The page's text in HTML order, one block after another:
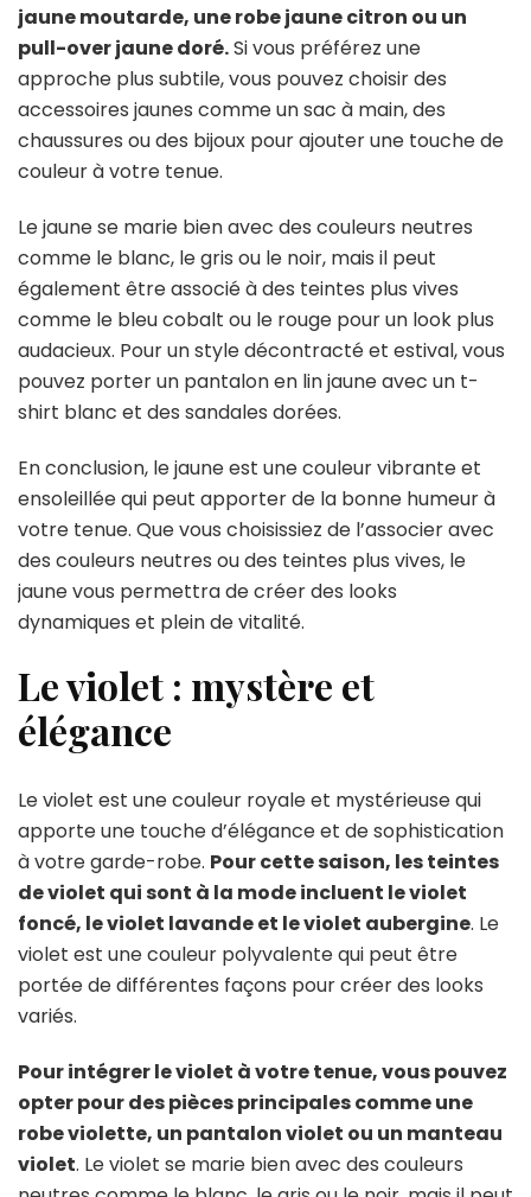
jaune moutarde, une robe jaune citron ou un
pull-over jaune doré.Si vous préférez une
approche plus subtile, vous pouvez choisir des
accessoires jaunes comme un sac à main, des
chaussures ou des bijoux pour ajouter une touche de
couleur à votre tenue.
Le jaune se marie bien avec des couleurs neutres
comme le blanc, le gris ou le noir, mais il peut
également être associé à des teintes plus vives
comme le bleu cobalt ou le rouge pour un look plus
audacieux. Pour un style décontracté et estival, vous
pouvez porter un pantalon en lin jaune avec un t-
shirt blanc et des sandales dorées.
En conclusion, le jaune est une couleur vibrante et
ensoleillée qui peut apporter de la bonne humeur à
votre tenue. Que vous choisissiez de l’associer avec
des couleurs neutres ou des teintes plus vives, le
jaune vous permettra de créer des looks
dynamiques et plein de vitalité.
Le violet : mystère et
élégance
Le violet est une couleur royale et mystérieuse qui
apporte une touche d’élégance et de sophistication
à votre garde-robe. Pour cette saison, les teintes
de violet qui sont à la mode incluent le violet
foncé, le violet lavande et le violet aubergine. Le
violet est une couleur polyvalente qui peut être
portée de différentes façons pour créer des looks
variés.
Pour intégrer le violet à votre tenue, vous pouvez
opter pour des pièces principales comme une
robe violette, un pantalon violet ou un manteau
violet. Le violet se marie bien avec des couleurs